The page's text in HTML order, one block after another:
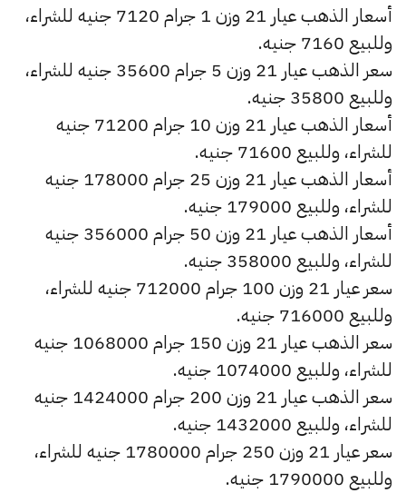
أسعار الذهب عيار 21 وزن 1 جرام 7120 جنيه للشراء،
وللبيع 7160 جنيه.
سعر الذهب عيار 21 وزن 5 جرام 35600 جنيه للشراء،
وللبيع 35800 جنيه.
أسعار الذهب عيار 21 وزن 10 جرام 71200 جنيه
للشراء، وللبيع 71600 جنيه.
أسعار الذهب عيار 21 وزن 25 جرام 178000 جنيه
للشراء، وللبيع 179000 جنيه.
أسعار الذهب عيار 21 وزن 50 جرام 356000 جنيه
للشراء، وللبيع 358000 جنيه.
سعر عيار 21 وزن 100 جرام 712000 جنيه للشراء،
وللبيع 716000 جنيه.
سعر الذهب عيار 21 وزن 150 جرام 1068000 جنيه
للشراء، وللبيع 1074000 جنيه.
سعر الذهب عيار 21 وزن 200 جرام 1424000 جنيه
للشراء، وللبيع 1432000 جنيه.
سعر عيار 21 وزن 250 جرام 1780000 جنيه للشراء،
وللبيع 1790000 جنيه.